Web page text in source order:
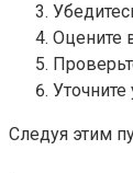
Оцените
Следуя этим